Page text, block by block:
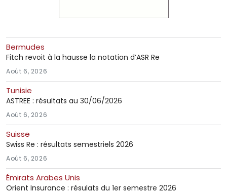
Bermudes
Fitch revoit à la hausse la notation d’ASR Re
Août 6, 2026
Tunisie
ASTREE : résultats au 30/06/2026
Août 6, 2026
Suisse
Swiss Re : résultats semestriels 2026
Août 6, 2026
Émirats Arabes Unis
Orient Insurance : résulats du 1er semestre 2026